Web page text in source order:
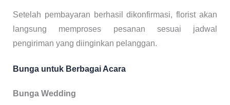
Setelah pembayaran berhasil dikonfirmasi, florist akan
langsung memproses pesanan sesuai jadwal
pengiriman yang diinginkan pelanggan.
Bunga untuk Berbagai Acara
Bunga Wedding